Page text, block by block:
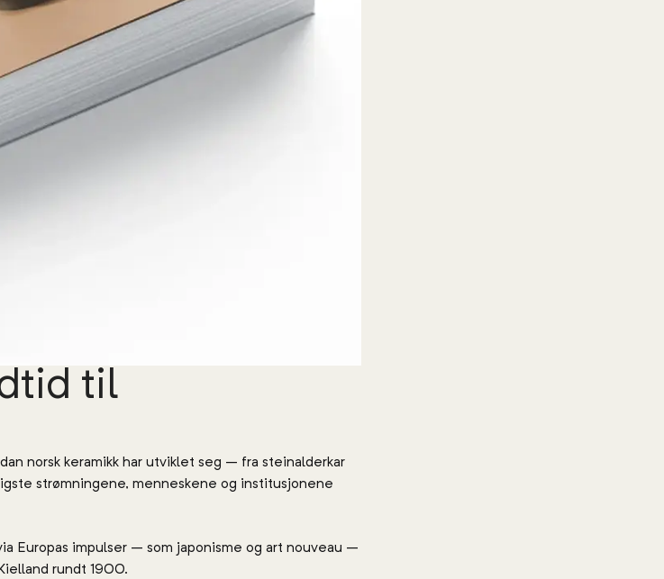
til
norsk keramikk har utviklet seg – fra steinalderkar
strømningene, menneskene og institusjonene
Europas impulser – som japonisme og art nouveau –
rundt 1900.